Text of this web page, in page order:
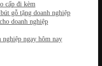
cấp đi kèm
gỗ tặng doanh nghiệp
doanh nghiệp
nghiệp ngay hôm nay